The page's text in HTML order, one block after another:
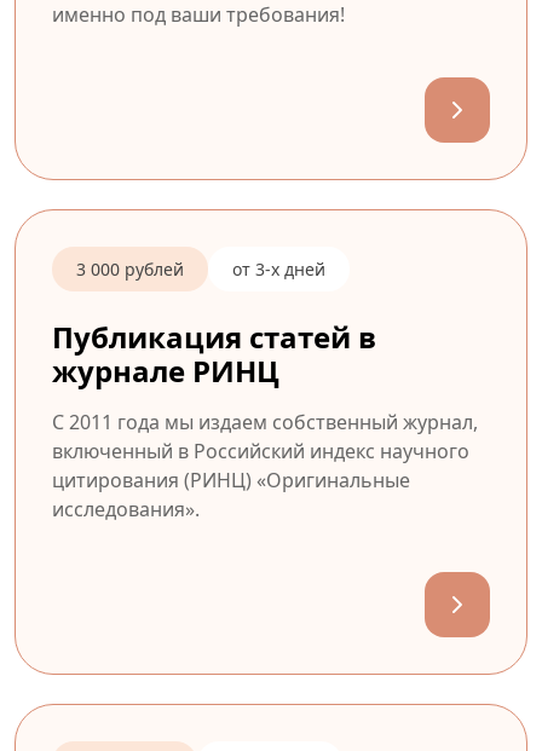
именно под ваши требования!
3 000 рублей от 3-х дней
Публикация статей в
журнале РИНЦ
С 2011 года мы издаем собственный журнал,
включенный в Российский индекс научного
цитирования (РИНЦ) «Оригинальные
исследования».